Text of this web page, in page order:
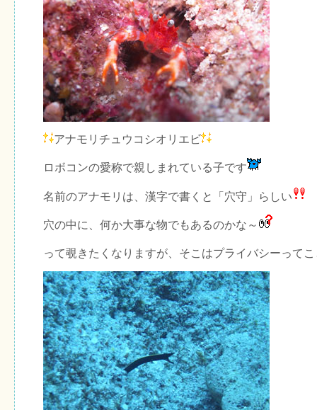
アナモリチュウコシオリエビ
ロボコンの愛称で親しまれている子です
名前のアナモリは、漢字で書くと「穴守」らしい
穴の中に、何か大事な物でもあるのかな～
って覗きたくなりますが、そこはプライバシーって